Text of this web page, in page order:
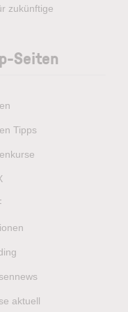
zukünftige
Seiten
Tipps
aktuell